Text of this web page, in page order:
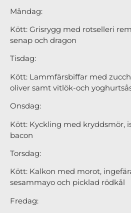
Måndag:
Kött: Grisrygg med rotselleri
senap och dragon
Tisdag:
Kött: Lammfärsbiffar med
oliver samt vitlök-och
Onsdag:
Kött: Kyckling med kryddsmör,
bacon
Torsdag:
Kött: Kalkon med morot,
sesammayo och picklad rödkål
Fredag: